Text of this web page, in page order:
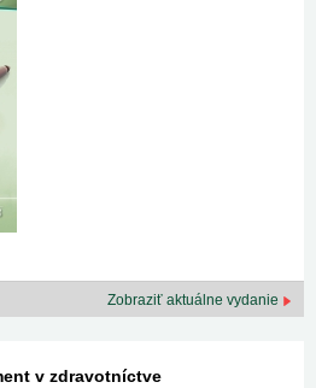
Zobraziť aktuálne vydanie
v zdravotníctve